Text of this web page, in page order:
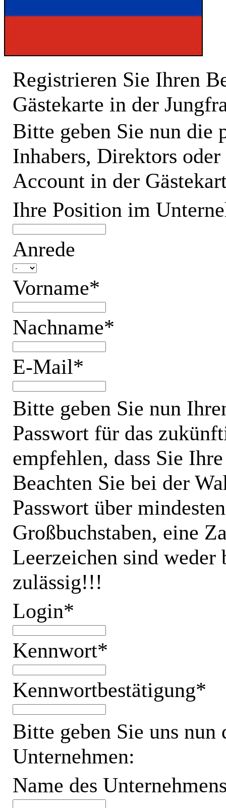
Registrieren Sie Ihren
Gästekarte in der
Bitte geben Sie nun die
Inhabers, Direktors
Account in der
Ihre Position im
Anrede
Vorname*
Nachname*
E-Mail*
Bitte geben Sie nun
Passwort für das
empfehlen, dass Sie
Beachten Sie bei der
Passwort über
Großbuchstaben, eine
Leerzeichen sind
zulässig!!!
Login*
Kennwort*
Kennwortbestätigung*
Bitte geben Sie uns
Unternehmen:
Name des